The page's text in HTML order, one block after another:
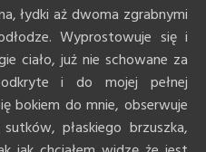
łydki aż dwoma zgrabnymi
Wyprostowuje się i
ciało, już nie schowane za
i do mojej pełnej
bokiem do mnie, obserwuje
płaskiego brzuszka,